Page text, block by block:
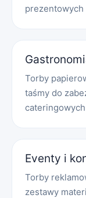
Torby
taśmy do
Eventy i
Torby
zestawy